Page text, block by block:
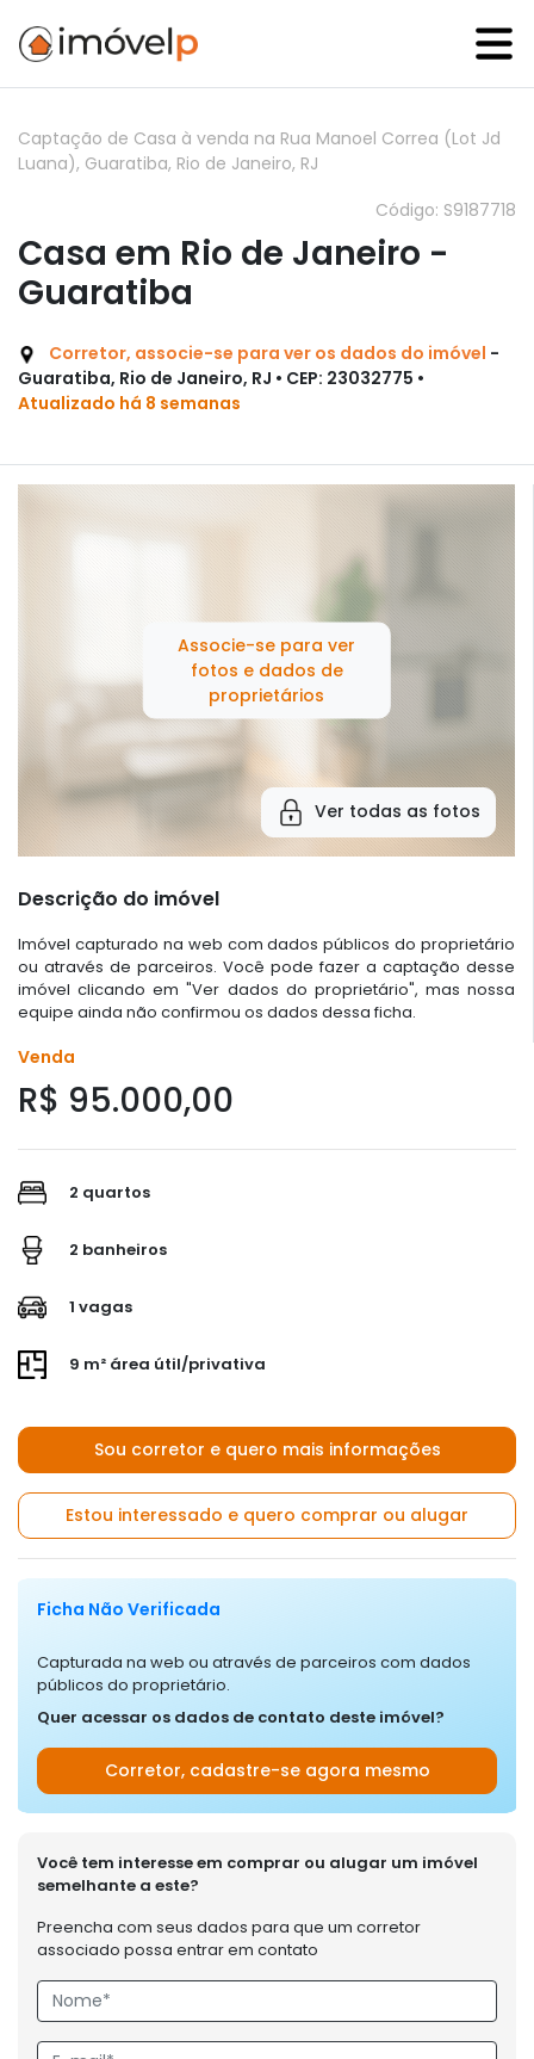
Captação de Casa à venda na Rua Manoel Correa (Lot Jd
Luana), Guaratiba, Rio de Janeiro, RJ
Código: S9187718
Casa em Rio de Janeiro -
Guaratiba
Corretor, associe-se para ver os dados do imóvel -
Guaratiba, Rio de Janeiro, RJ • CEP: 23032775 •
Atualizado há 8 semanas
Associe-se para ver
fotos e dados de
proprietários
Ver todas as fotos
Descrição do imóvel
Imóvel capturado na web com dados públicos do proprietário
ou através de parceiros. Você pode fazer a captação desse
imóvel clicando em "Ver dados do proprietário", mas nossa
equipe ainda não confirmou os dados dessa ficha.
Venda
R$ 95.000,00
2 quartos
2 banheiros
1 vagas
9 m² área útil/privativa
Sou corretor e quero mais informações
Estou interessado e quero comprar ou alugar
Ficha Não Verificada
Capturada na web ou através de parceiros com dados
públicos do proprietário.
Quer acessar os dados de contato deste imóvel?
Corretor, cadastre-se agora mesmo
Você tem interesse em comprar ou alugar um imóvel
semelhante a este?
Preencha com seus dados para que um corretor
associado possa entrar em contato